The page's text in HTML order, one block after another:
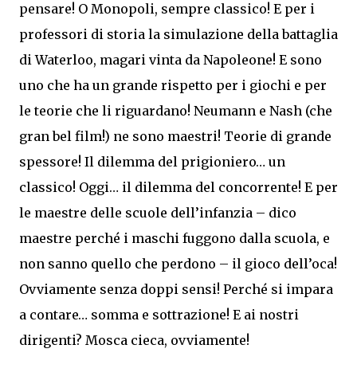
pensare! O Monopoli, sempre classico! E per i
professori di storia la simulazione della battaglia
di Waterloo, magari vinta da Napoleone! E sono
uno che ha un grande rispetto per i giochi e per
le teorie che li riguardano! Neumann e Nash (che
gran bel film!) ne sono maestri! Teorie di grande
spessore! Il dilemma del prigioniero… un
classico! Oggi… il dilemma del concorrente! E per
le maestre delle scuole dell’infanzia – dico
maestre perché i maschi fuggono dalla scuola, e
non sanno quello che perdono – il gioco dell’oca!
Ovviamente senza doppi sensi! Perché si impara
a contare… somma e sottrazione! E ai nostri
dirigenti? Mosca cieca, ovviamente!